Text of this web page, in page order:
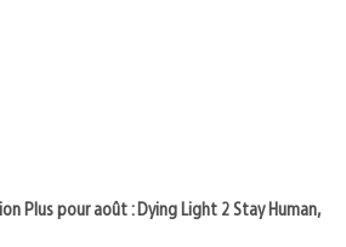
Plus pour août : Dying Light 2 Stay Human,